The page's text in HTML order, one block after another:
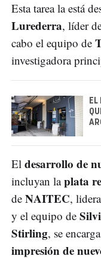
Esta tarea la está
Lurederra, líder
cabo el equipo de
investigadora
El desarrollo de
incluyan laplata
de NAITEC,
y el equipo de
Stirling, se
impresión de